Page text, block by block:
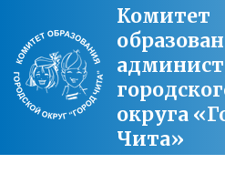
Комитет
округа
Чита»